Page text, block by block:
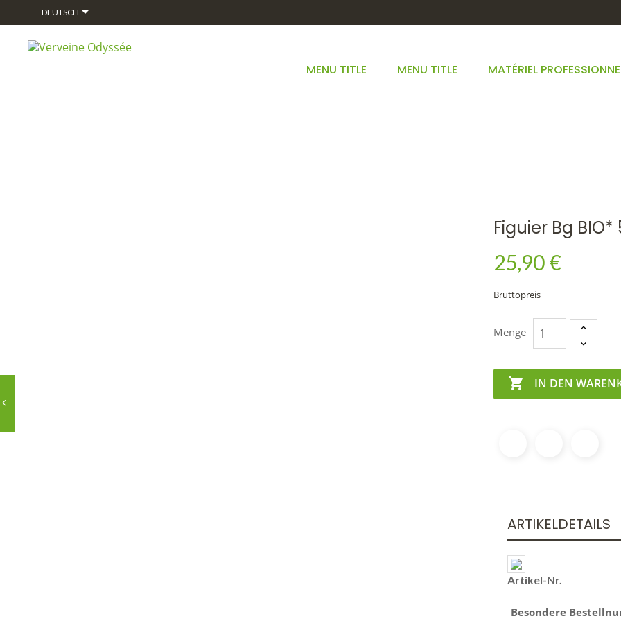
DEUTSCH
MENU TITLE MENU TITLE MATÉRIEL
Figuier Bg
25,90 €
Bruttopreis
Menge
 IN DEN
ARTIKELDETAILS
Artikel-Nr.
Besondere